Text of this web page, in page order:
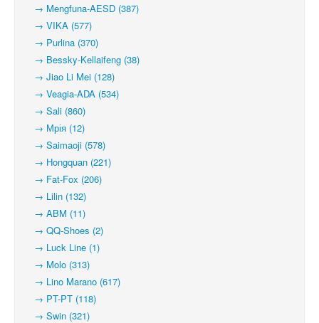
→ Mengfuna-AESD (387)
→ VIKA (577)
→ Purlina (370)
→ Bessky-Kellaifeng (38)
→ Jiao Li Mei (128)
→ Veagia-ADA (534)
→ Sali (860)
→ Мрія (12)
→ Saimaoji (578)
→ Hongquan (221)
→ Fat-Fox (206)
→ Lilin (132)
→ ABM (11)
→ QQ-Shoes (2)
→ Luck Line (1)
→ Molo (313)
→ Lino Marano (617)
→ PT-PT (118)
→ Swin (321)